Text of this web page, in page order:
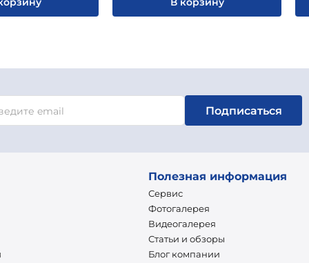
Подписаться
Полезная информация
Сервис
Фотогалерея
Видеогалерея
Статьи и обзоры
Блог компании